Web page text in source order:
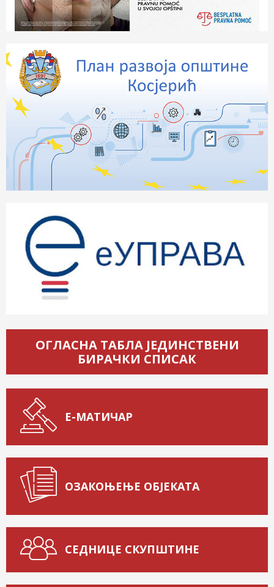
ОГЛАСНА ТАБЛА ЈЕДИНСТВЕНИ
БИРАЧКИ СПИСАК
Е-МАТИЧАР
ОЗАКОЊЕЊЕ ОБЈЕКАТА
СЕДНИЦЕ СКУПШТИНЕ